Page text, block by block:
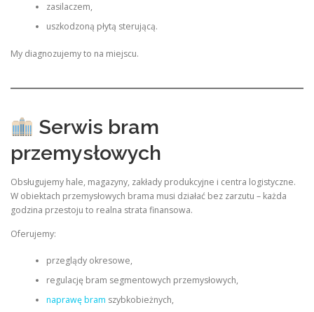
zasilaczem,
uszkodzoną płytą sterującą.
My diagnozujemy to na miejscu.
Serwis bram
przemysłowych
Obsługujemy hale, magazyny, zakłady produkcyjne i centra logistyczne.
W obiektach przemysłowych brama musi działać bez zarzutu – każda
godzina przestoju to realna strata finansowa.
Oferujemy:
przeglądy okresowe,
regulację bram segmentowych przemysłowych,
naprawę bram szybkobieżnych,